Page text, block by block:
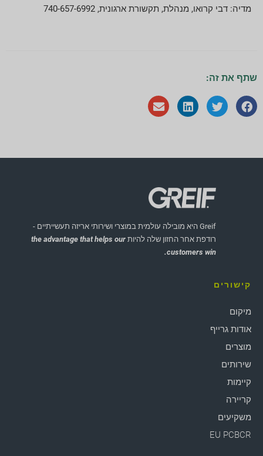
מדיה: דבי קרואו, מנהלת, תקשורת ארגונית, 740-657-6992
שתף את זה:
Greif היא מובילה עולמית במוצרי ושירותי אריזה תעשייתיים -
רודפת אחר החזון שלה להיות the advantage that helps our
customers win.
קישורים
מיקום
אודות גרייף
מוצרים
שירותים
קיימות
קריירה
משקיעים
EU PCBCR